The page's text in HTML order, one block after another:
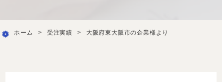
ホーム > 受注実績 > 大阪府東大阪市の企業様より